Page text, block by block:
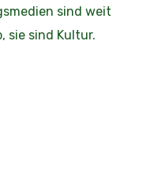
sind weit
sie sind Kultur.